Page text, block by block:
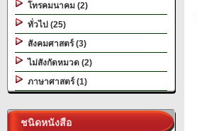
โทรคมนาคม (2)
ทั่วไป (25)
สังคมศาสตร์ (3)
ไม่สังกัดหมวด (2)
ภาษาศาสตร์ (1)
ชนิดหนังสือ